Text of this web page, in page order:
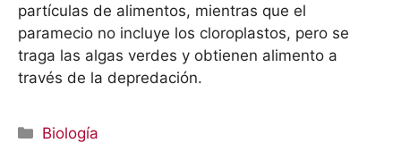
partículas de alimentos, mientras que el
paramecio no incluye los cloroplastos, pero se
traga las algas verdes y obtienen alimento a
través de la depredación.
Categorías
Biología